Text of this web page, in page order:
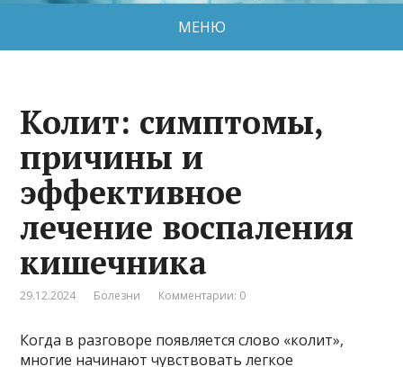
МЕНЮ
Колит: симптомы,
причины и
эффективное
лечение воспаления
кишечника
29.12.2024 Болезни Комментарии: 0
Когда в разговоре появляется слово «колит»,
многие начинают чувствовать легкое